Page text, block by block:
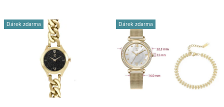
n
Nejprodávanější
Abecedně
V
ý
Dárek zdarma Dárek zdarma